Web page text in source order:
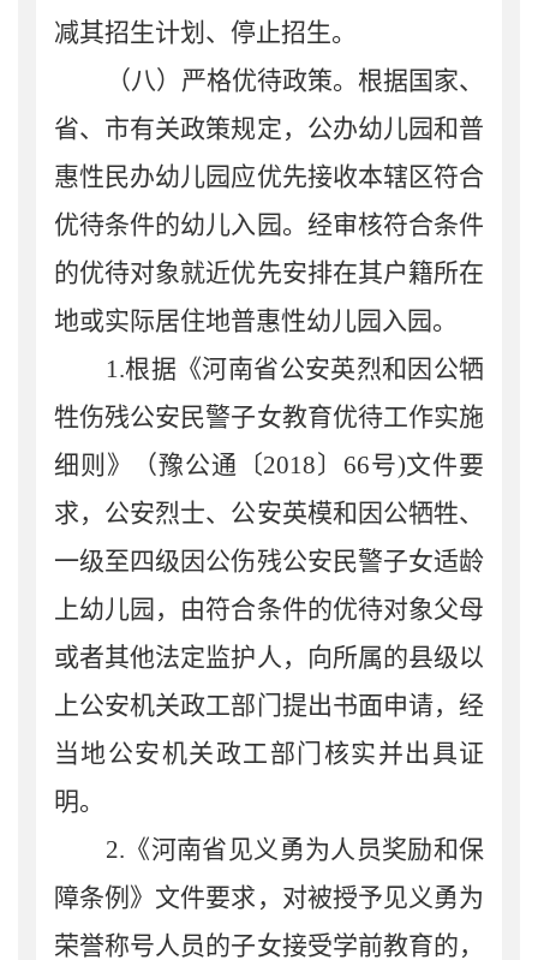
减其招生计划、停止招生。
（八） 严格优待政策。 根据国家、
省、市有关政策规定，公办幼儿园和普
惠性民办幼儿园应优先接收本辖区符合
优待条件的幼儿入园。经审核符合条件
的优待对象就近优先安排在其户籍所在
地或实际居住地普惠性幼儿园入园。
1.根据 《河南省公安英烈和因公牺
牲伤残公安民警子女教育优待工作实施
细则》（豫公通〔2018〕 66号)文件要
求， 公安烈士、公安英模和因公牺牲、
一级至四级因公伤残公安民警子女适龄
上幼儿园，由符合条件的优待对象父母
或者其他法定监护人，向所属的县级以
上公安机关政工部门提出书面申请，经
当地公安机关政工部门核实并出具证
明。
2. 《河南省见义勇为人员奖励和保
障条例》 文件要求 ， 对被授予见义勇为
荣誉称号人员的子女接受学前教育的，